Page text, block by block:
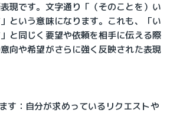
現です。文字通り「（そのことを）い
という意味になります。これも、「い
と同じく要望や依頼を相手に伝える際
向や希望がさらに強く反映された表現
す：自分が求めっているリクエストや